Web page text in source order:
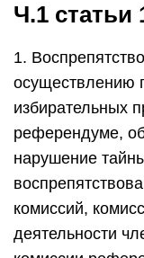
Ч.1
1.
осуществлению
избирательных
референдуме,
нарушение
комиссий,
деятельности